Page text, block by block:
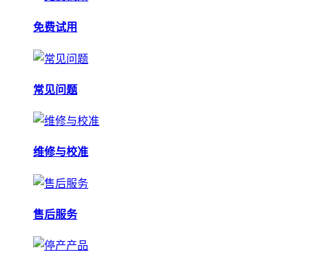
免费试用
常见问题
维修与校准
售后服务